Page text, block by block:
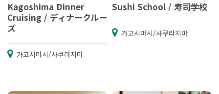
Kagoshima Dinner
Cruising / ディナークルー
ズ
가고시마시/사쿠라지마
Sushi School / 寿司学校
가고시마시/사쿠라지마